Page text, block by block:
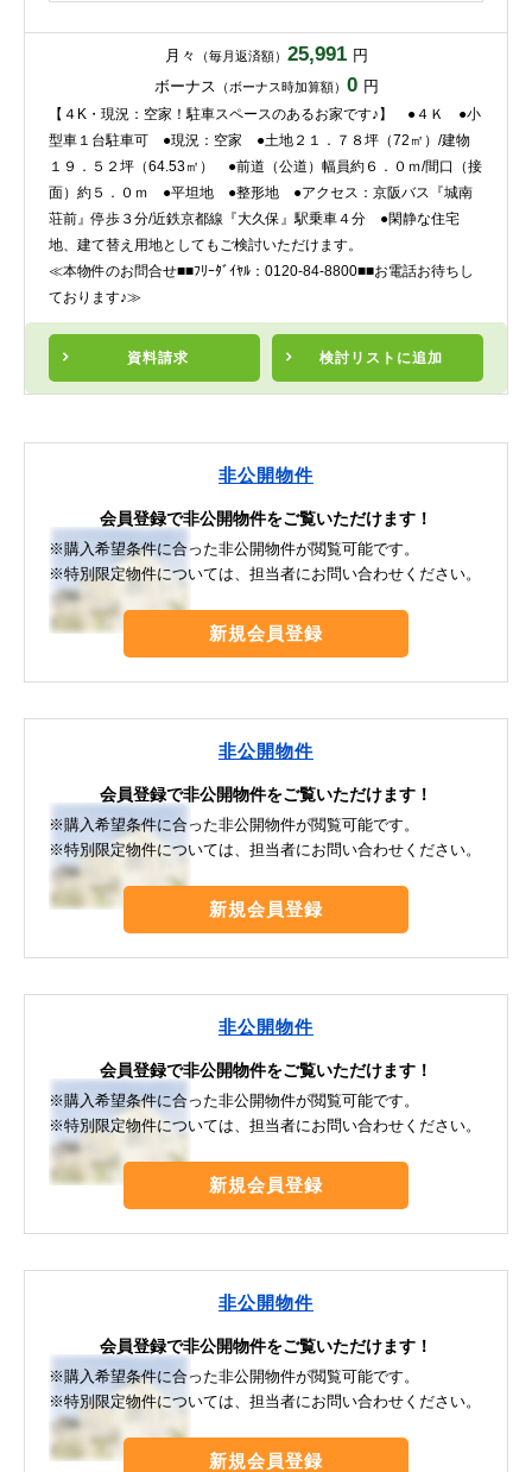
月々 （毎月返済額） 25,991 円
ボーナス （ボーナス時加算額） 0 円
資料請求 検討リスト に追加
【４K・現況：空家！駐車スペースのあるお家です♪】 ●４Ｋ ●小
型車１台駐車可 ●現況：空家 ●土地２１．７８坪（72㎡）/建物
１９．５２坪（64.53㎡） ●前道（公道）幅員約６．０ｍ/間口（接
面）約５．０ｍ ●平坦地 ●整形地 ●アクセス：京阪バス『城南
荘前』停歩３分/近鉄京都線『大久保』駅乗車４分 ●閑静な住宅
地、建て替え用地としてもご検討いただけます。
≪本物件のお問合せ■■ﾌﾘｰﾀﾞｲﾔﾙ：0120-84-8800■■お電話お待ちし
ております♪≫
非公開物件
会員登録で非公開物件をご覧いただけます！
※購入希望条件に合った非公開物件が閲覧可能です。
※特別限定物件については、担当者にお問い合わせください。
新規会員登録
非公開物件
会員登録で非公開物件をご覧いただけます！
※購入希望条件に合った非公開物件が閲覧可能です。
※特別限定物件については、担当者にお問い合わせください。
新規会員登録
非公開物件
会員登録で非公開物件をご覧いただけます！
※購入希望条件に合った非公開物件が閲覧可能です。
※特別限定物件については、担当者にお問い合わせください。
新規会員登録
非公開物件
会員登録で非公開物件をご覧いただけます！
※購入希望条件に合った非公開物件が閲覧可能です。
※特別限定物件については、担当者にお問い合わせください。
新規会員登録